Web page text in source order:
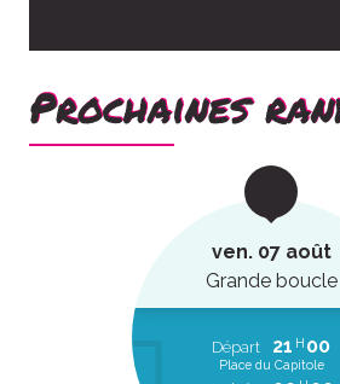
Prochaines
ven. 07 août
Grande boucle
Départ 21 H 00
Place du Capitole